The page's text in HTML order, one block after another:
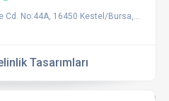
No:44A, 16450 Kestel/Bursa, Türkiye
Tasarımları